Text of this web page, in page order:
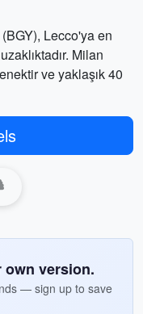
Lecco'ya en
Milan
ve yaklaşık 40
own version.
— sign up to save